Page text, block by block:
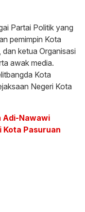
Partai Politik yang
pemimpin Kota
ketua Organisasi
awak media.
Kota
Negeri Kota
Adi-Nawawi
Kota Pasuruan